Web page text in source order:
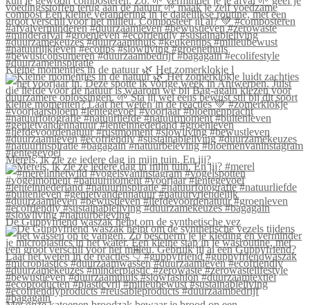
Kleine momentjes in de natuur 🌿 Het zomerklokje l
Merels, ik zie ze iedere dag in mijn tuin. En jij?
De Guppyfriend waszak helpt om de synthetische vez